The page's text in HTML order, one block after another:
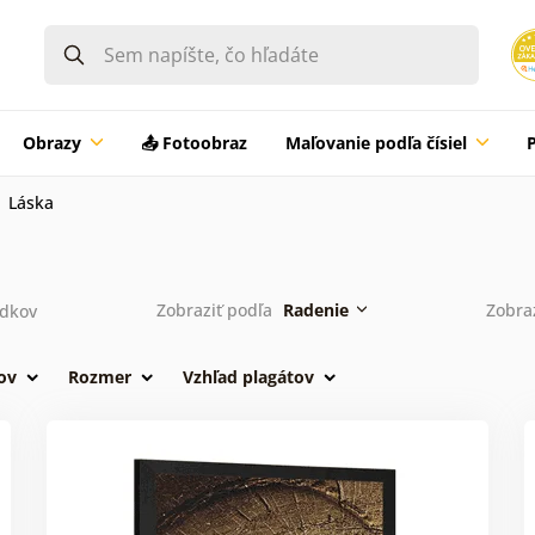
Obrazy 📤 Fotoobraz Maľovanie podľa čísiel
Láska
Zobraziť podľa Radenie
Rozmer Vzhľad plagátov